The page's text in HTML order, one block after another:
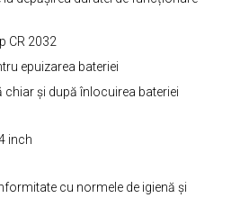
CR 2032
epuizarea bateriei
și după înlocuirea bateriei
inch
cu normele de igienă și